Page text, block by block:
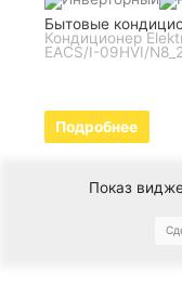
Бытовые
Кондиционер
EACS/I-09HVI/
Подробнее
Показ